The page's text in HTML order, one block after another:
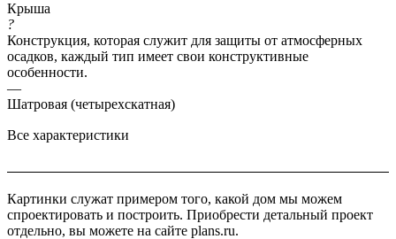
Крыша
?
Конструкция, которая служит для защиты от атмосферных
осадков, каждый тип имеет свои конструктивные
особенности.
—
Шатровая (четырехскатная)
Все характеристики
Картинки служат примером того, какой дом мы можем
спроектировать и построить. Приобрести детальный проект
отдельно, вы можете на сайте plans.ru.